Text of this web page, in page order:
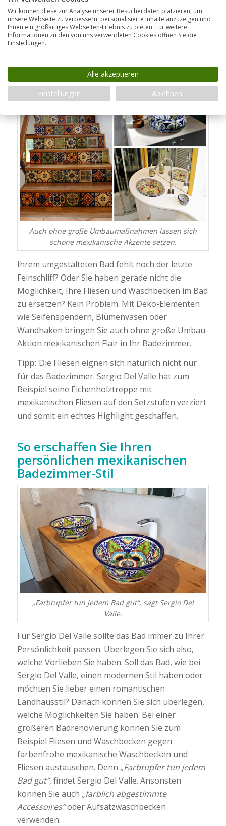
Einbauwaschbecken als Kontrast.
Verwendung von kühlen Farben und schlichten
Mustern.
Auch ohne große Umbaumaßnahmen lassen sich
schöne mexikanische Akzente setzen.
Ihrem umgestalteten Bad fehlt noch der letzte
Feinschliff? Oder Sie haben gerade nicht die
Möglichkeit, Ihre Fliesen und Waschbecken im Bad
zu ersetzen? Kein Problem. Mit Deko-Elementen
wie Seifenspendern, Blumenvasen oder
Wandhaken bringen Sie auch ohne große Umbau-
Aktion mexikanischen Flair in Ihr Badezimmer.
Tipp: Die Fliesen eignen sich natürlich nicht nur
für das Badezimmer. Sergio Del Valle hat zum
Beispiel seine Eichenholztreppe mit
mexikanischen Fliesen auf den Setzstufen verziert
und somit ein echtes Highlight geschaffen.
So erschaffen Sie Ihren
persönlichen mexikanischen
Badezimmer-Stil
„Farbtupfer tun jedem Bad gut“, sagt Sergio Del
Valle.
Für Sergio Del Valle sollte das Bad immer zu Ihrer
Persönlichkeit passen. Überlegen Sie sich also,
welche Vorlieben Sie haben. Soll das Bad, wie bei
Sergio Del Valle, einen modernen Stil haben oder
möchten Sie lieber einen romantischen
Landhausstil? Danach können Sie sich überlegen,
welche Möglichkeiten Sie haben. Bei einer
größeren Badrenovierung können Sie zum
Beispiel Fliesen und Waschbecken gegen
farbenfrohe mexikanische Waschbecken und
Fliesen austauschen. Denn „Farbtupfer tun jedem
Bad gut“, findet Sergio Del Valle. Ansonsten
können Sie auch „farblich abgestimmte
Accessoires“oder Aufsatzwaschbecken
verwenden.
Wir können diese zur Analyse unserer Besucherdaten platzieren, um
unsere Webseite zu verbessern, personalisierte Inhalte anzuzeigen und
Ihnen ein großartiges Webseiten-Erlebnis zu bieten. Für weitere
Informationen zu den von uns verwendeten Cookies öffnen Sie die
Einstellungen.
Alle akzeptieren
Einstellungen
Ablehnen